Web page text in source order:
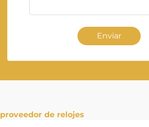
Enviar
proveedor de relojes